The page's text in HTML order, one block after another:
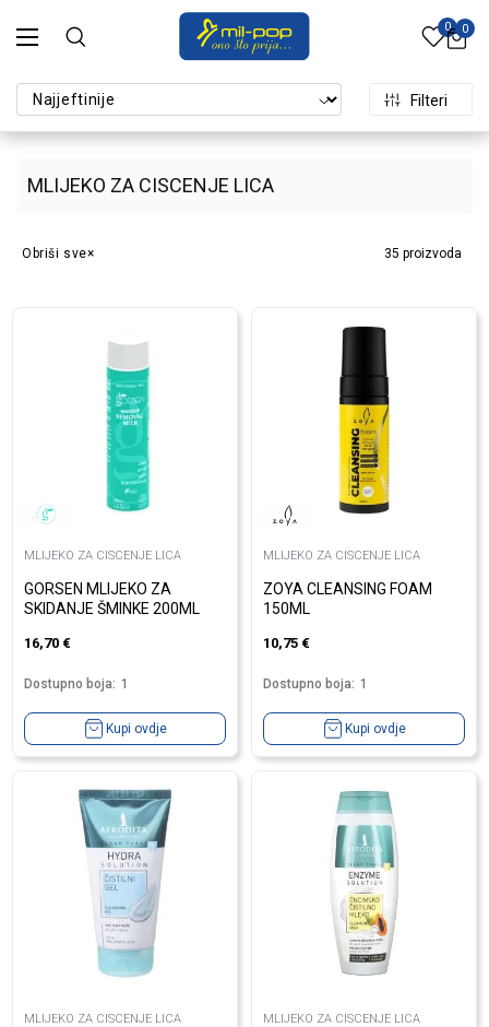
0 0
MLIJEKO ZA CISCENJE LICA
Filteri
35 proizvoda
Obriši sve
MLIJEKO ZA CISCENJE LICA
GORSEN MLIJEKO ZA
SKIDANJE ŠMINKE 200ML
16,70 €
Dostupno boja: 1
Kupi ovdje
MLIJEKO ZA CISCENJE LICA
ZOYA CLEANSING FOAM
150ML
10,75 €
Dostupno boja: 1
Kupi ovdje
MLIJEKO ZA CISCENJE LICA MLIJEKO ZA CISCENJE LICA